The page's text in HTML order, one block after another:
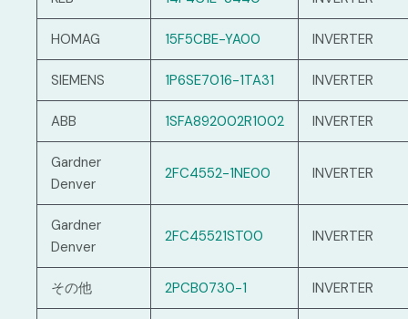
HOMAG 15F5CBE-YA00 INVERTER
SIEMENS 1P6SE7016-1TA31 INVERTER
ABB 1SFA892002R1002 INVERTER
Gardner
Denver
2FC4552-1NE00 INVERTER
Gardner
Denver
2FC45521ST00 INVERTER
その他 2PCB0730-1 INVERTER